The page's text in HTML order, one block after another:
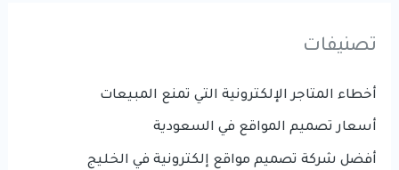
تصنيفات
أخطاء المتاجر الإلكترونية التي تمنع المبيعات
أسعار تصميم المواقع في السعودية
أفضل شركة تصميم مواقع إلكترونية في الخليج